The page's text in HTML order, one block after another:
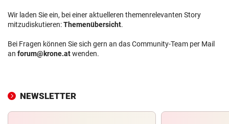
Wir laden Sie ein, bei einer aktuelleren themenrelevanten Story
mitzudiskutieren:Themenübersicht.
Bei Fragen können Sie sich gern an das Community-Team per Mail
an forum@krone.atwenden.
NEWSLETTER